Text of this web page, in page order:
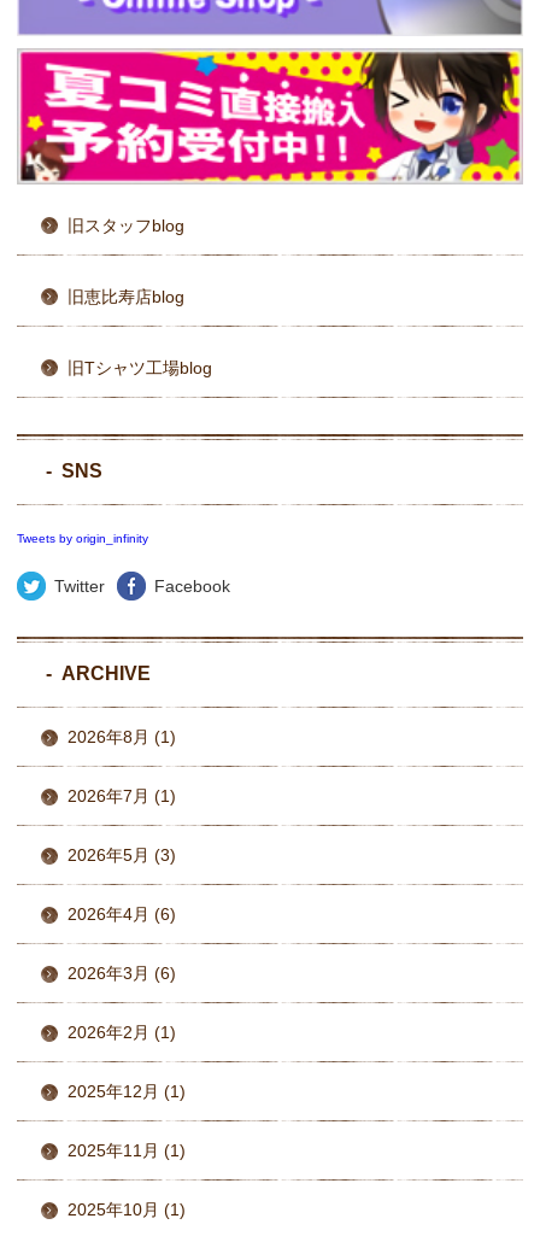
旧スタッフblog
旧恵比寿店blog
旧Tシャツ工場blog
SNS
Tweets by origin_infinity
Twitter Facebook
ARCHIVE
2026年8月 (1)
2026年7月 (1)
2026年5月 (3)
2026年4月 (6)
2026年3月 (6)
2026年2月 (1)
2025年12月 (1)
2025年11月 (1)
2025年10月 (1)